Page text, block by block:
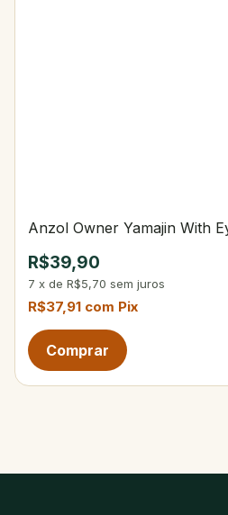
Anzol Owner Yamajin With
R$39,90
7 x de R$5,70 sem juros
R$37,91 com Pix